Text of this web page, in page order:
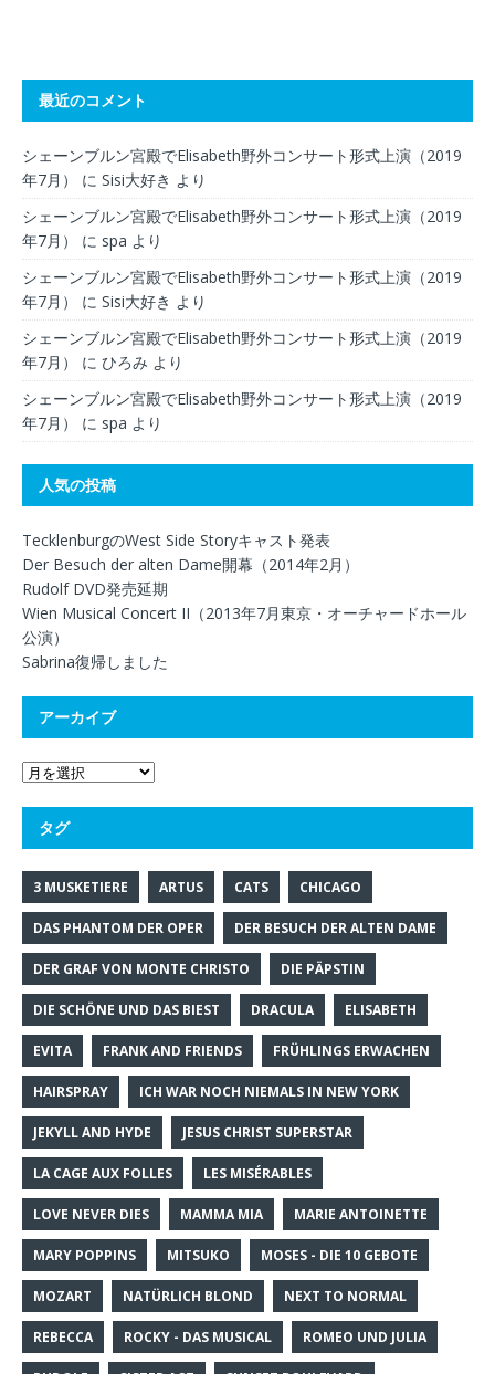
最近のコメント
シェーンブルン宮殿でElisabeth野外コンサート形式上演（2019
年7月）
に Sisi大好き より
シェーンブルン宮殿でElisabeth野外コンサート形式上演（2019
年7月）
に spa より
シェーンブルン宮殿でElisabeth野外コンサート形式上演（2019
年7月）
に Sisi大好き より
シェーンブルン宮殿でElisabeth野外コンサート形式上演（2019
年7月）
に ひろみ より
シェーンブルン宮殿でElisabeth野外コンサート形式上演（2019
年7月）
に spa より
人気の投稿
TecklenburgのWest Side Storyキャスト発表
Der Besuch der alten Dame開幕（2014年2月）
Rudolf DVD発売延期
Wien Musical Concert II（2013年7月東京・オーチャードホール
公演）
Sabrina復帰しました
アーカイブ
タグ
3 MUSKETIERE ARTUS CATS CHICAGO
DAS PHANTOM DER OPER DER BESUCH DER ALTEN DAME
DER GRAF VON MONTE CHRISTO DIE PÄPSTIN
DIE SCHÖNE UND DAS BIEST DRACULA ELISABETH
EVITA FRANK AND FRIENDS FRÜHLINGS ERWACHEN
HAIRSPRAY ICH WAR NOCH NIEMALS IN NEW YORK
JEKYLL AND HYDE JESUS CHRIST SUPERSTAR
LA CAGE AUX FOLLES LES MISÉRABLES
LOVE NEVER DIES MAMMA MIA MARIE ANTOINETTE
MARY POPPINS MITSUKO MOSES - DIE 10 GEBOTE
MOZART NATÜRLICH BLOND NEXT TO NORMAL
REBECCA ROCKY - DAS MUSICAL ROMEO UND JULIA